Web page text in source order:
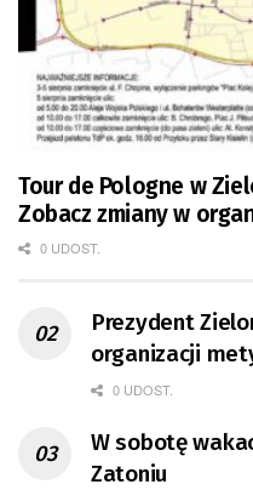
Tour de Pologne w
Zobacz zmiany w
0 UDOST.
Prezydent
organizacji
0 UDOST.
W sobotę
Zatoniu